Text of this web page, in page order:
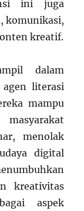
ini juga
komunikasi,
kreatif.
dalam
literasi
mampu
menolak
digital
kreativitas
aspek